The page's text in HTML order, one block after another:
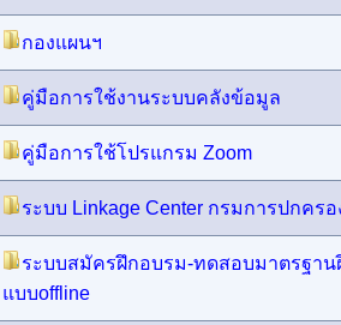
กองแผนฯ
คู่มือการใช้งานระบบคลังข้อมูล
คู่มือการใช้โปรแกรม Zoom
ระบบ Linkage Center กรมการปกครอ
ระบบสมัครฝึกอบรม-ทดสอบมาตรฐาน
แบบoffline